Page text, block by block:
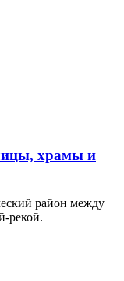
храмы и
район между
рекой.